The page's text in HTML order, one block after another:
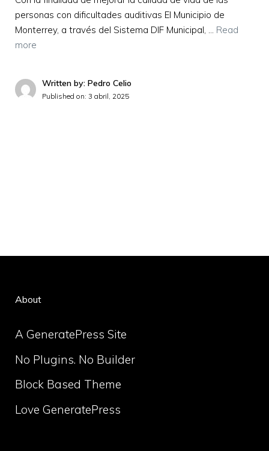
personas con dificultades auditivas El Municipio de
Monterrey, a través del Sistema DIF Municipal, … Read
more
Written by: Pedro Celio
Published on: 3 abril, 2025
About
A GeneratePress Site
No Plugins. No Builder
Block Based Theme
Love GeneratePress